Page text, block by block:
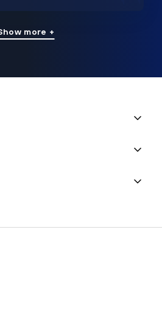
more +